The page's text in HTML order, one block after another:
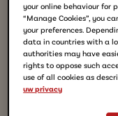
your online behaviour for
“Manage Cookies”, you
your preferences.
data in countries with a
authorities may have
rights to oppose such
use of all cookies as
uw privacy